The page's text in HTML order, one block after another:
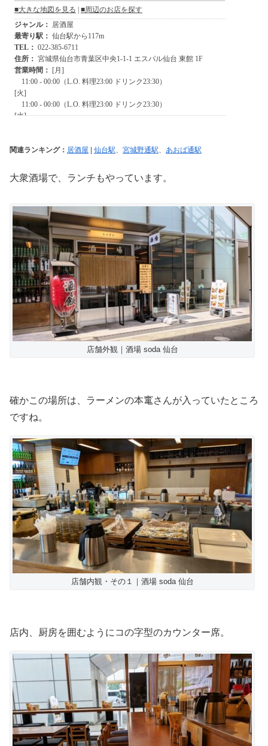
関連ランキング： 居酒屋 仙台駅、 宮城野通駅、 あおば通駅
大衆酒場で、ランチもやっています。
店舗外観｜酒場 soda 仙台
確かこの場所は、ラーメンの本竃さんが入っていたところ
ですね。
店舗内観・その１｜酒場 soda 仙台
店内、厨房を囲むようにコの字型のカウンター席。